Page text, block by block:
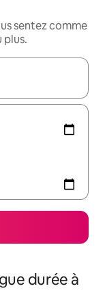
sentez comme
plus.
flèches vers le
durée à